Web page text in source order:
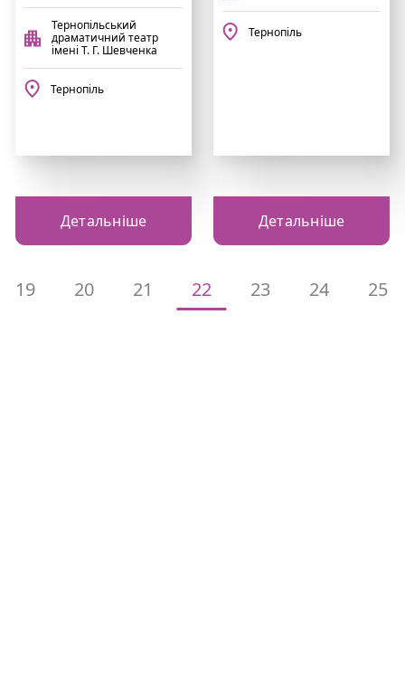
Тернопільський
драматичний театр
імені Т. Г. Шевченка
Тернопіль
Детальніше
Тернопіль
Детальніше
19 20 21 22 23 24 25